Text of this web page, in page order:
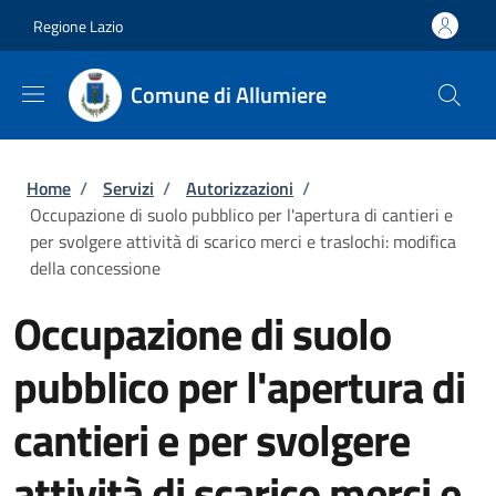
Regione Lazio
Comune di Allumiere
Briciole di pane
Home / Servizi / Autorizzazioni /
Occupazione di suolo pubblico per l'apertura di cantieri e
per svolgere attività di scarico merci e traslochi: modifica
della concessione
Occupazione di suolo
pubblico per l'apertura di
cantieri e per svolgere